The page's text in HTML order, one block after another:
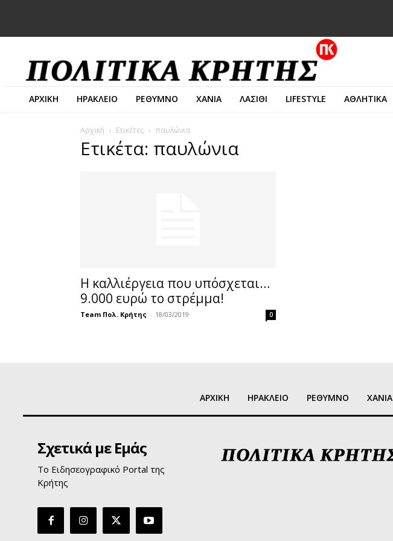
ΑΡΧΙΚΗ ΗΡΑΚΛΕΙΟ ΡΕΘΥΜΝΟ ΧΑΝΙΑ ΛΑΣΙΘΙ LIFESTYLE ΑΘΛΗΤΙΚΑ
Αρχική Ετικέτες παυλώνια
Ετικέτα: παυλώνια
Η καλλιέργεια που υπόσχεται…
9.000 ευρώ το στρέµµα!
Team Πολ. Κρήτης - 18/03/2019 0
ΑΡΧΙΚΗ ΗΡΑΚΛΕΙΟ ΡΕΘΥΜΝΟ ΧΑΝΙΑ
Σχετικά με Εμάς
Το Ειδησεογραφικό Portal της
Κρήτης